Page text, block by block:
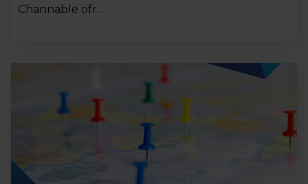
Channable ofr...